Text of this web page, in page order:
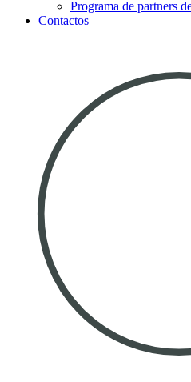
Programa de partners
Contactos